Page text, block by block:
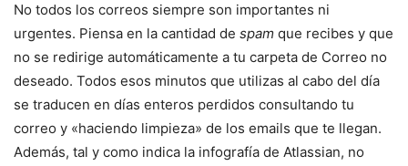
No todos los correos siempre son importantes ni
urgentes. Piensa en la cantidad de spam que recibes y que
no se redirige automáticamente a tu carpeta de Correo no
deseado. Todos esos minutos que utilizas al cabo del día
se traducen en días enteros perdidos consultando tu
correo y «haciendo limpieza» de los emails que te llegan.
Además, tal y como indica la infografía de Atlassian, no